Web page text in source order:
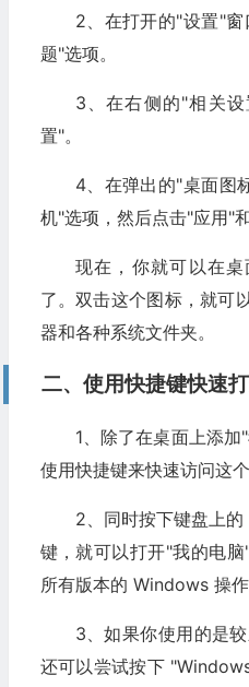
2、在打开的"设置"
题"选项。
3、在右侧的"相关
置"。
4、在弹出的"桌面图
机"选项，然后点击"应用"
现在，你就可以在
了。双击这个图标，就可
器和各种系统文件夹。
二、使用快捷键快速
1、除了在桌面上添
使用快捷键来快速访问这
2、同时按下键盘上
键，就可以打开"我的电
所有版本的 Windows 操作
3、如果你使用的是
还可以尝试按下